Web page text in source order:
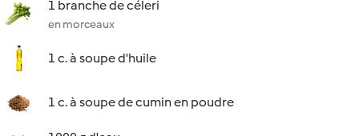
1 branche de céleri
en morceaux
1 c. à soupe d'huile
1 c. à soupe de cumin en poudre